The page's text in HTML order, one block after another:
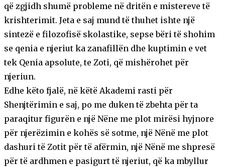
që zgjidh shumë probleme në dritën e mistereve të
krishterimit. Jeta e saj mund të thuhet ishte një
sintezë e filozofisë skolastike, sepse bëri të shohim
se qenia e njeriut ka zanafillën dhe kuptimin e vet
tek Qenia apsolute, te Zoti, që mishërohet për
njeriun.
Edhe këto fjalë, në këtë Akademi rasti për
Shenjtërimin e saj, po me duken të zbehta për ta
paraqitur figurën e një Nëne me plot mirësi hyjnore
për njerëzimin e kohës së sotme, një Nënë me plot
dashuri të Zotit për të afërmin, një Nënë me shpresë
për të ardhmen e pasigurt të njeriut, që ka mbyllur